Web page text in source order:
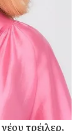
τρέιλερ,